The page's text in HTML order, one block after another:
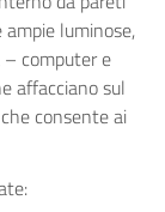
luminose,
computer e
affacciano sul
consente ai